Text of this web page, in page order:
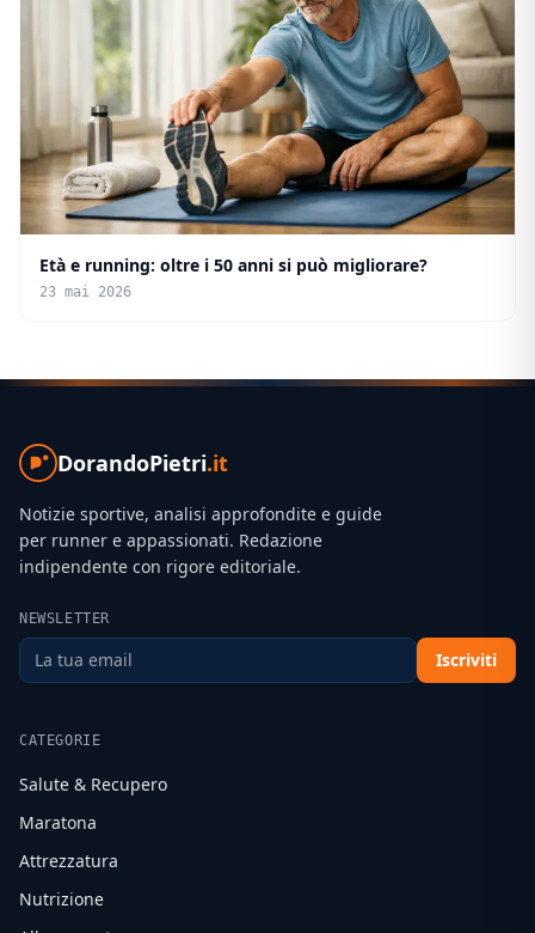
Età e running: oltre i 50 anni si può migliorare?
23 mai 2026
DorandoPietri.it
Notizie sportive, analisi approfondite e guide
per runner e appassionati. Redazione
indipendente con rigore editoriale.
NEWSLETTER
Iscriviti
CATEGORIE
Salute & Recupero
Maratona
Attrezzatura
Nutrizione